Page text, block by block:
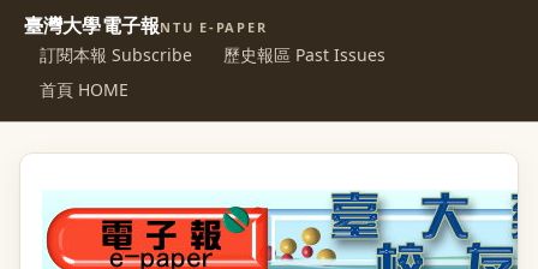
臺灣大學電子報NTU E-PAPER
訂閱本報 Subscribe
歷史報區 Past Issues
首頁 HOME